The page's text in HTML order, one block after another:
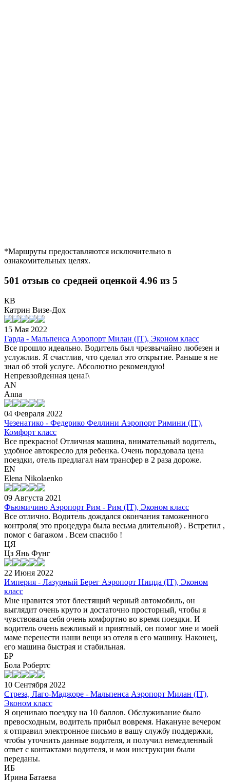
*Маршруты предоставляются исключительно в
ознакомительных целях.
501 отзыв со средней оценкой 4.96 из 5
КВ
Катрин Визе-Дох
15 Мая 2022
Гарда - Мальпенса Аэропорт Милан (IT), Эконом класс
Все прошло идеально. Водитель был чрезвычайно любезен и
услужлив. Я счастлив, что сделал это открытие. Раньше я не
знал об этой услуге. Абсолютно рекомендую!
Непревзойденная цена!\
AN
Anna
04 Февраля 2022
Чезенатико - Федерико Феллини Аэропорт Римини (IT),
Комфорт класс
Все прекрасно! Отличная машина, внимательный водитель,
удобное автокресло для ребенка. Очень порадовала цена
поездки, отель предлагал нам трансфер в 2 раза дороже.
EN
Elena Nikolaenko
09 Августа 2021
Фьюмичино Аэропорт Рим - Рим (IT), Эконом класс
Все отлично. Водитель дождался окончания таможенного
контроля( это процедура была весьма длительной) . Встретил ,
помог с багажом . Всем спасибо !
ЦЯ
Цз Янь Фунг
22 Июня 2022
Империя - Лазурный Берег Аэропорт Ницца (IT), Эконом
класс
Мне нравится этот блестящий черный автомобиль, он
выглядит очень круто и достаточно просторный, чтобы я
чувствовала себя очень комфортно во время поездки. И
водитель очень вежливый и приятный, он помог мне и моей
маме перенести наши вещи из отеля в его машину. Наконец,
его машина быстрая и стабильная.
БР
Бола Робертс
10 Сентября 2022
Стреза, Лаго-Маджоре - Мальпенса Аэропорт Милан (IT),
Эконом класс
Я оцениваю поездку на 10 баллов. Обслуживание было
превосходным, водитель прибыл вовремя. Накануне вечером
я отправил электронное письмо в вашу службу поддержки,
чтобы уточнить данные водителя, и получил немедленный
ответ с контактами водителя, и мои инструкции были
переданы.
ИБ
Ирина Батаева